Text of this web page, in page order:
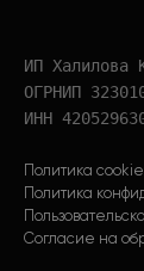
ИП Халилова
ОГРНИП
ИНН
Политика cookie
Политика
Согласие на